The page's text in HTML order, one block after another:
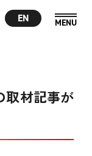
EN
取材記事が